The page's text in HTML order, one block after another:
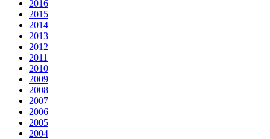
2016
2015
2014
2013
2012
2011
2010
2009
2008
2007
2006
2005
2004